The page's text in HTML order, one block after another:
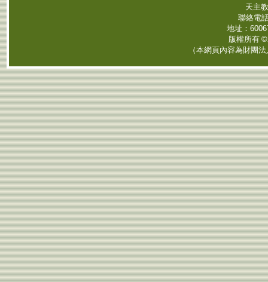
天主
聯絡電
地址：
版權所有
（本網頁內容為財團